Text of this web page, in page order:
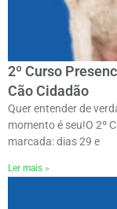
2º Curso
Cão Cidadão
Quer entender de
momento é seu!ㅤO
marcada: dias 29 e
Ler mais »